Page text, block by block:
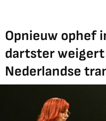
Opnieuw ophef
dartster
Nederlandse